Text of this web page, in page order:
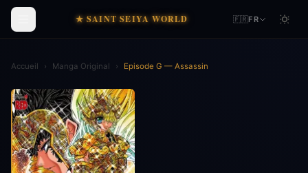
★ SAINT SEIYA WORLD 🇫🇷FR
Accueil › Manga Original › Episode G — Assassin